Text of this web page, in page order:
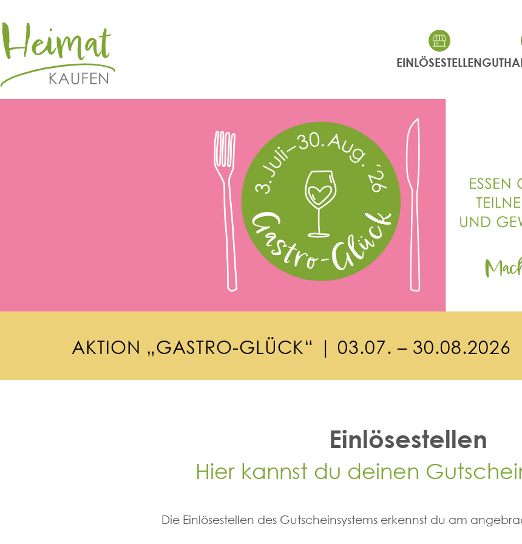
EINLÖSESTELLEN
AKTION „GASTRO-GLÜCK“ | 03.07. – 30.08.2026
Einlösestellen
Hier kannst du deinen
Die Einlösestellen des Gutscheinsystems erkennst du am